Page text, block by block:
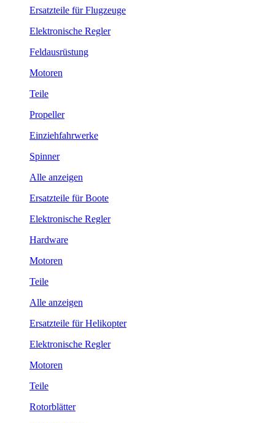
Ersatzteile für Flugzeuge
Elektronische Regler
Feldausrüstung
Motoren
Teile
Propeller
Einziehfahrwerke
Spinner
Alle anzeigen
Ersatzteile für Boote
Elektronische Regler
Hardware
Motoren
Teile
Alle anzeigen
Ersatzteile für Helikopter
Elektronische Regler
Motoren
Teile
Rotorblätter